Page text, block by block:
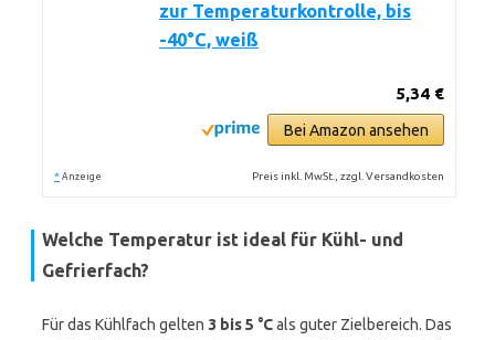
zur Temperaturkontrolle, bis
-40°C, weiß
5,34 €
Bei Amazon ansehen
* Anzeige Preis inkl. MwSt., zzgl. Versandkosten
Welche Temperatur ist ideal für Kühl- und
Gefrierfach?
Für das Kühlfach gelten 3 bis 5 °Cals guter Zielbereich. Das